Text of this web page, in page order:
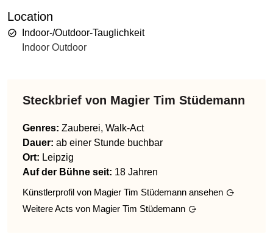
Location
Indoor-/Outdoor-Tauglichkeit
Indoor Outdoor
Steckbrief von Magier Tim Stüdemann
Genres: Zauberei, Walk-Act
Dauer: ab einer Stunde buchbar
Ort: Leipzig
Auf der Bühne seit: 18 Jahren
Künstlerprofil von Magier Tim Stüdemann ansehen
Weitere Acts von Magier Tim Stüdemann